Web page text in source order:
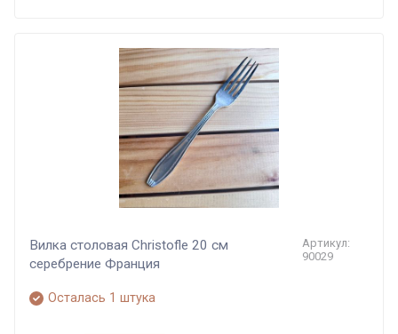
Вилка столовая Christofle 20 см
серебрение Франция
Артикул:
90029
Осталась 1 штука